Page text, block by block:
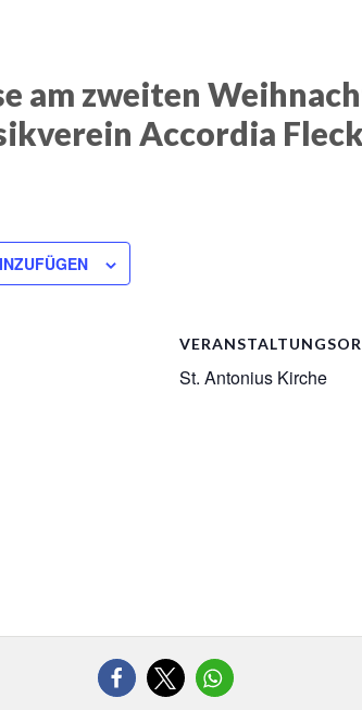
am zweiten
Accordia
St. Antonius Kirche